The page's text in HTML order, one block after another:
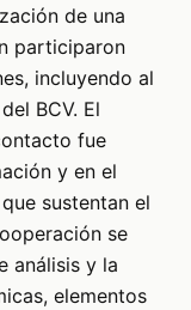
de una
participaron
incluyendo al
BCV. El
fue
y en el
sustentan el
se
análisis y la
elementos